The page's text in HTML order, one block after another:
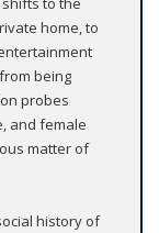
home, to
being
probes
and female
matter of
history of